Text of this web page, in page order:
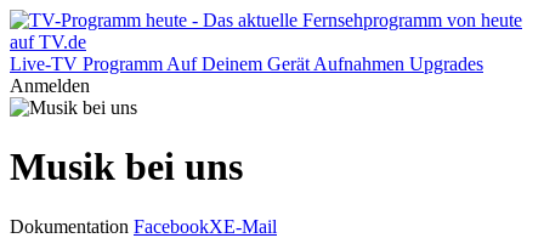
Live-TV Programm Auf Deinem Gerät Aufnahmen Upgrades
Anmelden
Musik bei uns
Dokumentation FacebookXE-Mail